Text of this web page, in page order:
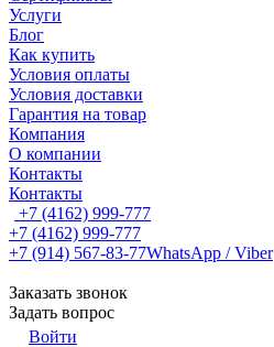
Услуги
Блог
Как купить
Условия оплаты
Условия доставки
Гарантия на товар
Компания
О компании
Контакты
Контакты
+7 (4162) 999-777
+7 (4162) 999-777
+7 (914) 567-83-77WhatsApp / Viber
Заказать звонок
Задать вопрос
Войти